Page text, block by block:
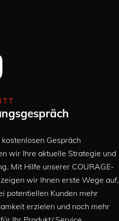
Gespräch
wir Ihre aktuelle Strategie und
Mit Hilfe unserer COURAGE-
wir Ihnen erste Wege auf,
potentiellen Kunden mehr
erzielen und noch mehr